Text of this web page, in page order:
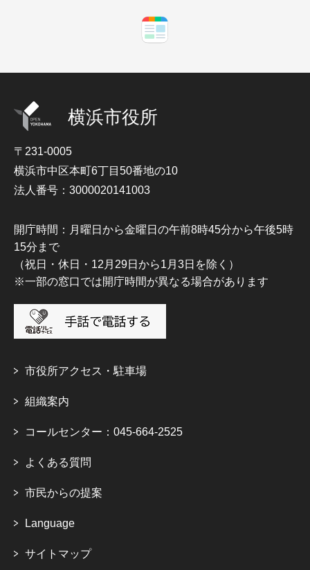
横浜市役所
〒231-0005
横浜市中区本町6丁目50番地の10
法人番号：3000020141003
開庁時間：月曜日から金曜日の午前8時45分から午後5時
15分まで
（祝日・休日・12月29日から1月3日を除く）
※一部の窓口では開庁時間が異なる場合があります
市役所アクセス・駐車場
組織案内
コールセンター：045-664-2525
よくある質問
市民からの提案
Language
サイトマップ